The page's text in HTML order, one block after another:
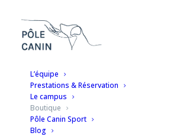
L’équipe
Prestations & Réservation
Le campus
Boutique
Pôle Canin Sport
Blog
BOUTIQUE